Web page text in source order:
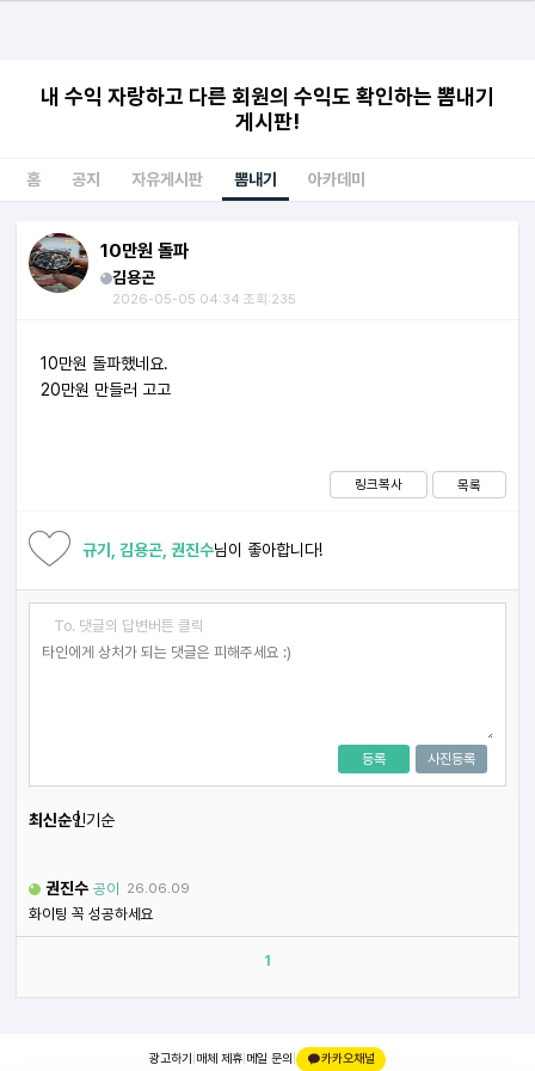
내 수익 자랑하고 다른 회원의 수익도 확인하는 뽐내기
게시판!
홈 공지 자유게시판 뽐내기 아카데미
10만원 돌파
김용곤
2026-05-05 04:34 조회:235
10만원 돌파했네요.
20만원 만들러 고고
링크복사 목록
규기, 김용곤, 권진수님이 좋아합니다!
To. 댓글의 답변버튼 클릭
사진등록
등록
최신순인기순
권진수 공이 26.06.09
화이팅 꼭 성공하세요
1
광고하기 매체 제휴 메일 문의 | 카카오채널